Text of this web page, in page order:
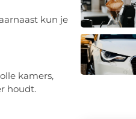
kun je
kamers,
houdt.